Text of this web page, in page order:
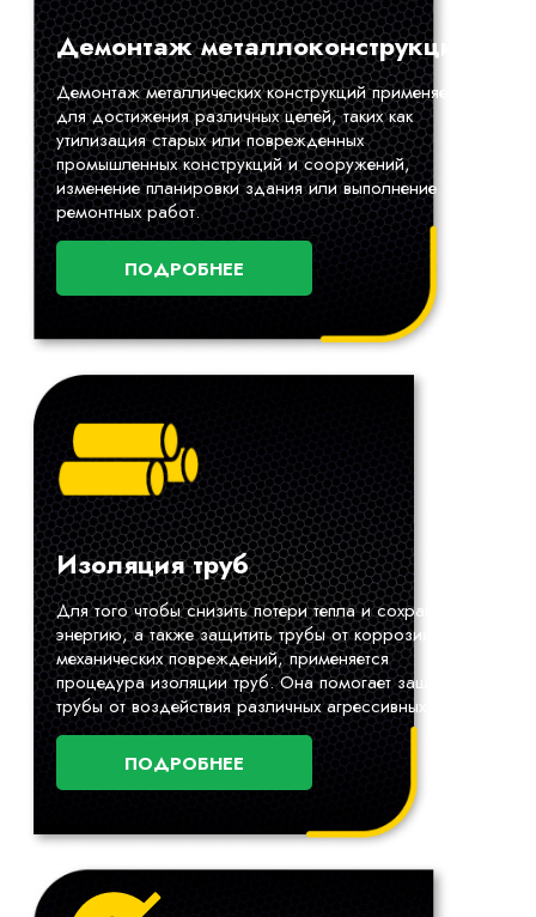
Демонтаж металлоконструкций
Демонтаж металлических конструкций применяется
для достижения различных целей, таких как
утилизация старых или поврежденных
промышленных конструкций и сооружений,
изменение планировки здания или выполнение
ремонтных работ.
ПОДРОБНЕЕ
Изоляция труб
Для того чтобы снизить потери тепла и сохранить
энергию, а также защитить трубы от коррозии и
механических повреждений, применяется
процедура изоляции труб. Она помогает защитить
трубы от воздействия различных агрессивных сред.
ПОДРОБНЕЕ